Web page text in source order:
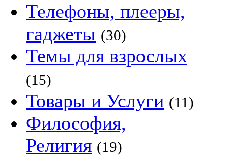
Телефоны, плееры,
гаджеты (30)
Темы для взрослых
(15)
Товары и Услуги (11)
Философия,
Религия (19)